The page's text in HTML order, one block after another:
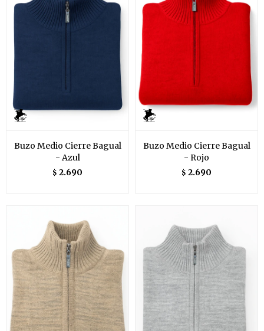
Buzo Medio Cierre Bagual
- Azul
$ 2.690
Buzo Medio Cierre Bagual
- Rojo
$ 2.690